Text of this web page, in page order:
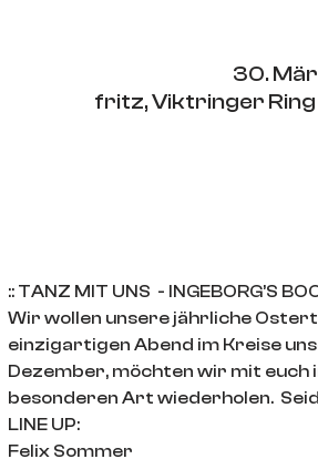
30.
fritz, Viktringer
:: TANZ MIT UNS  - INGEBORG’S
Wir wollen unsere jährliche
einzigartigen Abend im Kreise
Dezember, möchten wir mit euch
besonderen Art wiederholen.
LINE UP:
Felix Sommer